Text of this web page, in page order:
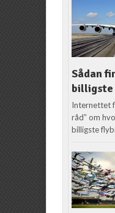
Sådan
Internettet
råd” om
billigste